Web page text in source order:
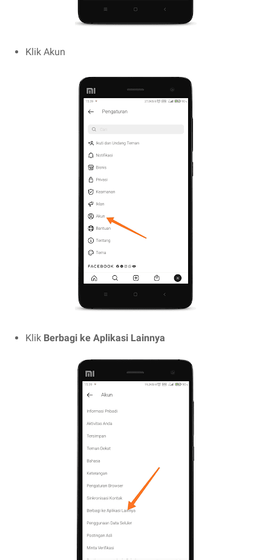
Klik Akun
Klik Berbagi ke Aplikasi Lainnya